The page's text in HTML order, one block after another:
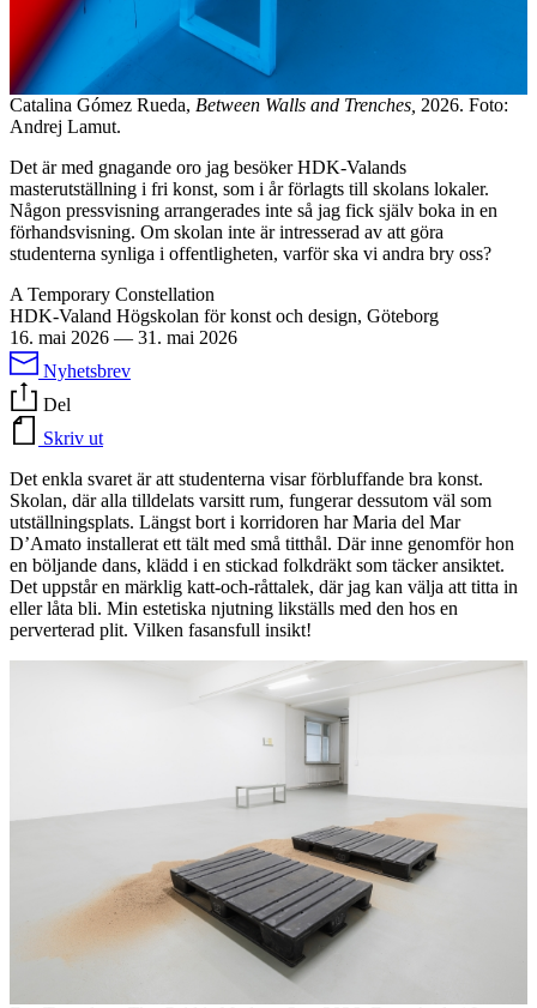
Catalina Gómez Rueda, Between Walls and Trenches, 2026. Foto:
Andrej Lamut.
Det är med gnagande oro jag besöker HDK-Valands
masterutställning i fri konst, som i år förlagts till skolans lokaler.
Någon pressvisning arrangerades inte så jag fick själv boka in en
förhandsvisning. Om skolan inte är intresserad av att göra
studenterna synliga i offentligheten, varför ska vi andra bry oss?
A Temporary Constellation
HDK-Valand Högskolan för konst och design, Göteborg
16. mai 2026 — 31. mai 2026
Nyhetsbrev
Del
Skriv ut
Det enkla svaret är att studenterna visar förbluffande bra konst.
Skolan, där alla tilldelats varsitt rum, fungerar dessutom väl som
utställningsplats. Längst bort i korridoren har Maria del Mar
D’Amato installerat ett tält med små titthål. Där inne genomför hon
en böljande dans, klädd i en stickad folkdräkt som täcker ansiktet.
Det uppstår en märklig katt-och-råttalek, där jag kan välja att titta in
eller låta bli. Min estetiska njutning likställs med den hos en
perverterad plit. Vilken fasansfull insikt!